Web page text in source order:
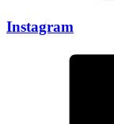
Instagram